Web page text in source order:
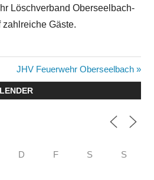
Löschverband Oberseelbach-
zahlreiche Gäste.
Nächster
Beitrag:
JHV Feuerwehr Oberseelbach
D F S S